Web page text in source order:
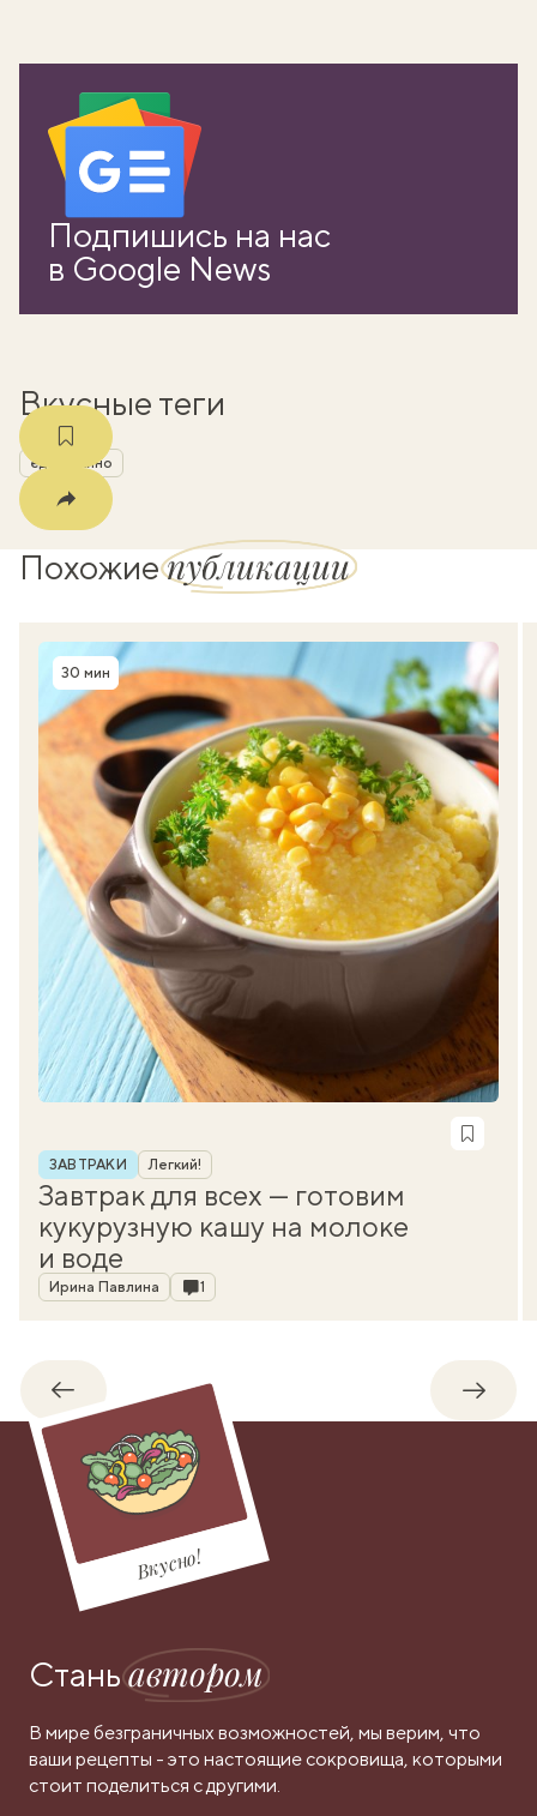
Подпишись на нас
в Google News
Вкусные теги
еда из кино
Похожиепубликации
Время приготовления
30 мин
Рубрика
ЗАВТРАКИ Легкий!
Завтрак для всех — готовим
кукурузную кашу на молоке
и воде
Автор
Ирина Павлина Комментарии
1
Обратно
Вкусно!
Станьавтором
В мире безграничных возможностей, мы верим, что
ваши рецепты - это настоящие сокровища, которыми
стоит поделиться с другими.